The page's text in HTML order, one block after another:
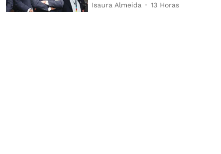
Isaura Almeida 13 Horas